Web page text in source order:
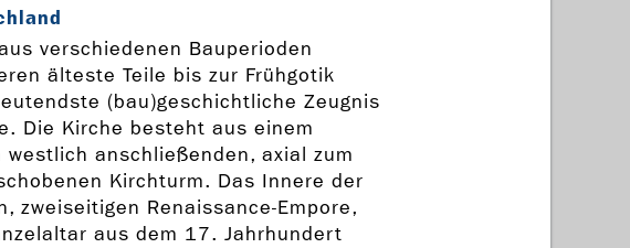
verschiedenen Bauperioden
älteste Teile bis zur Frühgotik
(bau)geschichtliche Zeugnis
Die Kirche besteht aus einem
anschließenden, axial zum
Kirchturm. Das Innere der
zweiseitigen Renaissance-Empore,
aus dem 17. Jahrhundert